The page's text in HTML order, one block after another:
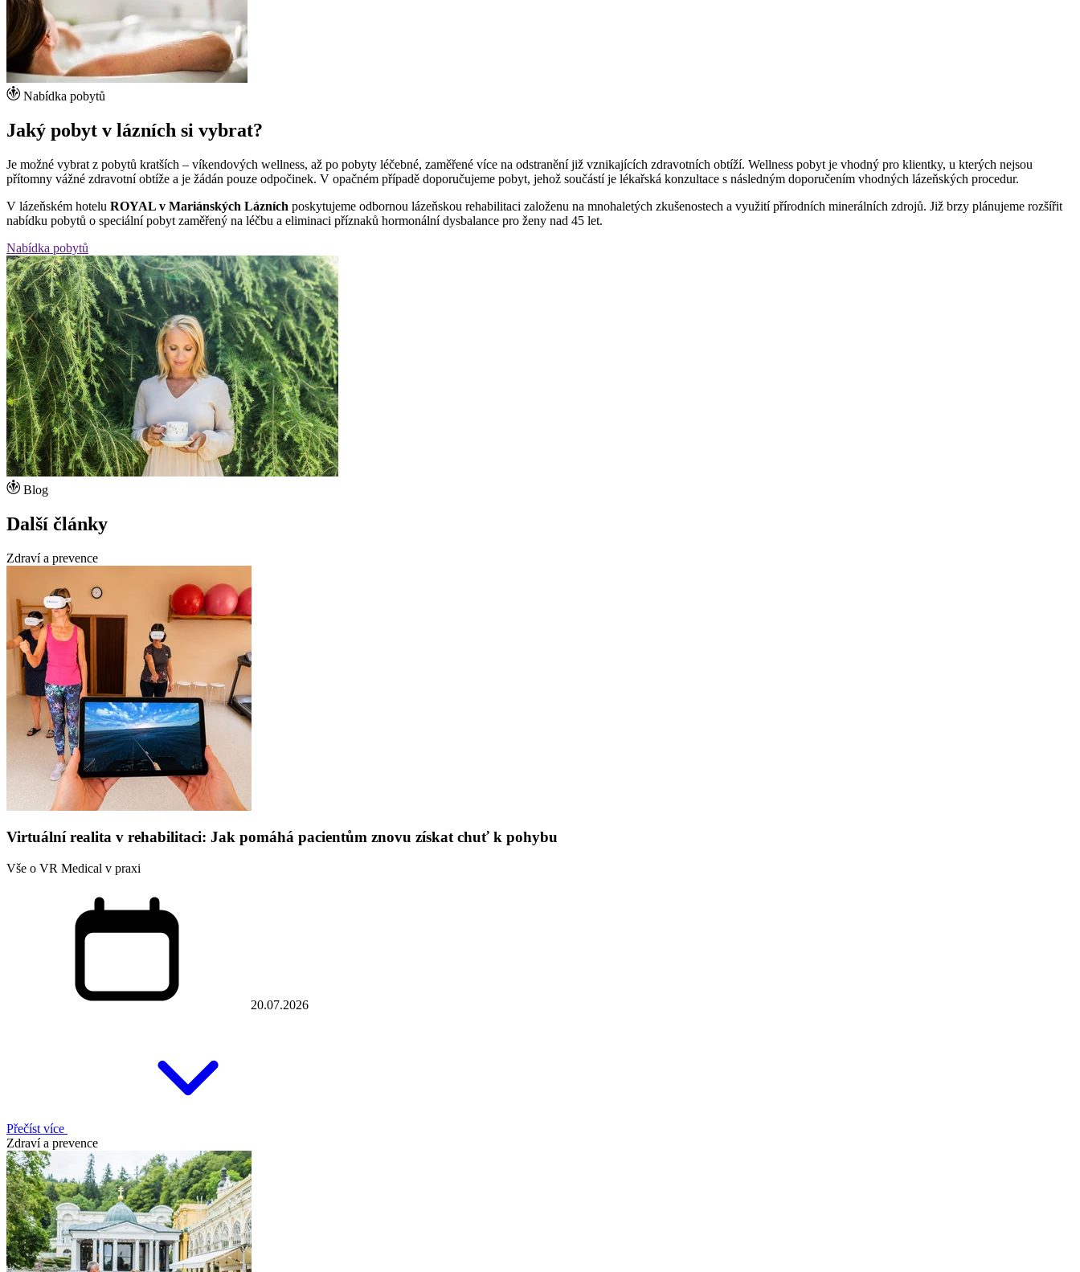
Nabídka pobytů
Jaký pobyt v lázních si vybrat?
Je možné vybrat z pobytů kratších – víkendových wellness, až po pobyty léčebné, zaměřené více na odstranění již vznikajících zdravotních obtíží. Wellness pobyt je vhodný pro klientky, u kterých nejsou
přítomny vážné zdravotní obtíže a je žádán pouze odpočinek. V opačném případě doporučujeme pobyt, jehož součástí je lékařská konzultace s následným doporučením vhodných lázeňských procedur.
V lázeňském hotelu ROYAL v Mariánských Lázních poskytujeme odbornou lázeňskou rehabilitaci založenu na mnohaletých zkušenostech a využití přírodních minerálních zdrojů. Již brzy plánujeme rozšířit
nabídku pobytů o speciální pobyt zaměřený na léčbu a eliminaci příznaků hormonální dysbalance pro ženy nad 45 let.
Nabídka pobytů
Blog
Další články
Zdraví a prevence
Virtuální realita v rehabilitaci: Jak pomáhá pacientům znovu získat chuť k pohybu
Vše o VR Medical v praxi
20.07.2026
Přečíst více
Zdraví a prevence